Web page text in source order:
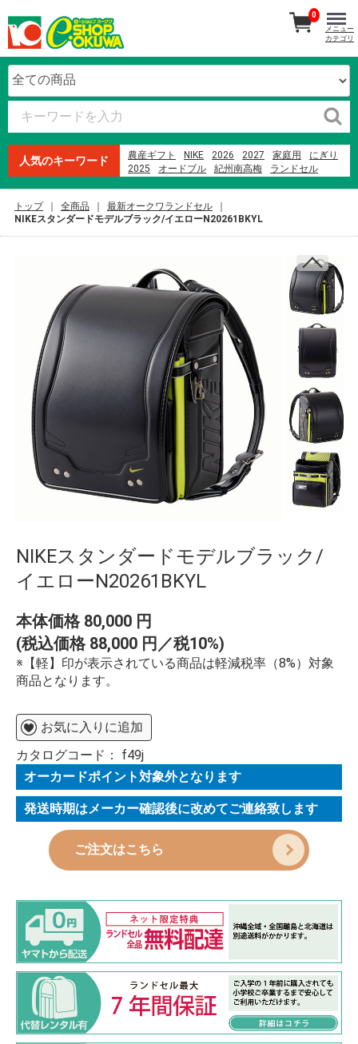
人気のキーワード 農産ギフト NIKE 2026 2027 家庭用
にぎり
2025
オードブル 紀州南高梅
ランドセル
メロン
梅干し
0
メニュー
カテゴリ
トップ 全商品
最新オークワランドセル
NIKEスタンダードモデルブラック/イエローN20261BKYL
NIKEスタンダードモデルブラック/
イエローN20261BKYL
本体価格 80,000 円
(税込価格 88,000 円／税10%)
※【軽】印が表示されている商品は軽減税率（8%）対象
商品となります。
お気に入りに追加
カタログコード： f49j
オーカードポイント対象外となります
発送時期はメーカー確認後に改めてご連絡致します
ご注文はこちら